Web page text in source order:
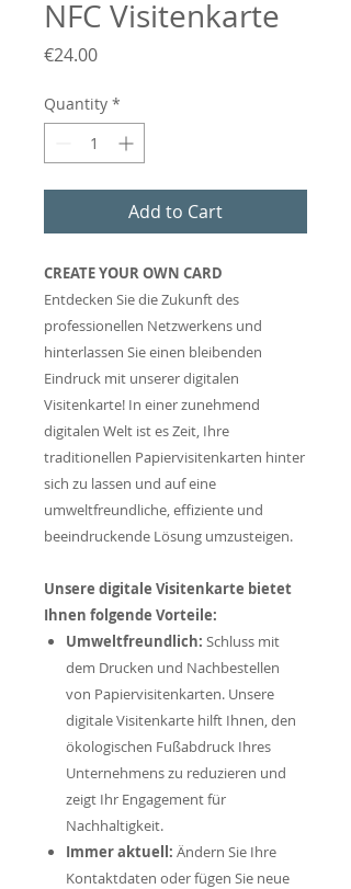
NFC Visitenkarte
€24.00Price
Quantity *
Add to Cart
CREATE YOUR OWN CARD
Entdecken Sie die Zukunft des
professionellen Netzwerkens und
hinterlassen Sie einen bleibenden
Eindruck mit unserer digitalen
Visitenkarte! In einer zunehmend
digitalen Welt ist es Zeit, Ihre
traditionellen Papiervisitenkarten hinter
sich zu lassen und auf eine
umweltfreundliche, effiziente und
beeindruckende Lösung umzusteigen.
Unsere digitale Visitenkarte bietet
Ihnen folgende Vorteile:
Umweltfreundlich: Schluss mit
dem Drucken und Nachbestellen
von Papiervisitenkarten. Unsere
digitale Visitenkarte hilft Ihnen, den
ökologischen Fußabdruck Ihres
Unternehmens zu reduzieren und
zeigt Ihr Engagement für
Nachhaltigkeit.
Immer aktuell: Ändern Sie Ihre
Kontaktdaten oder fügen Sie neue